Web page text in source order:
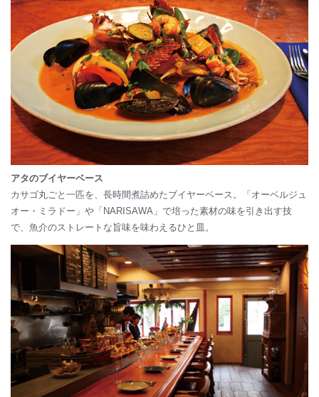
アタのブイヤーベース
カサゴ丸ごと一匹を、長時間煮詰めたブイヤーベース。「オーベルジュ
オー・ミラドー」や「NARISAWA」で培った素材の味を引き出す技
で、魚介のストレートな旨味を味わえるひと皿。